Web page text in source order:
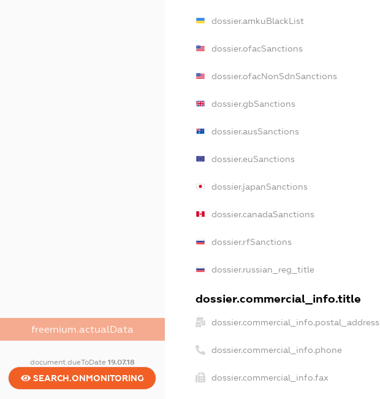
freemium.actualData
document.dueToDate 19.07.18
SEARCH.ONMONITORING
dossier.amkuBlackList
dossier.ofacSanctions
dossier.ofacNonSdnSanctions
dossier.gbSanctions
dossier.ausSanctions
dossier.euSanctions
dossier.japanSanctions
dossier.canadaSanctions
dossier.rfSanctions
dossier.russian_reg_title
dossier.commercial_info.title
dossier.commercial_info.postal_address
dossier.commercial_info.phone
dossier.commercial_info.fax